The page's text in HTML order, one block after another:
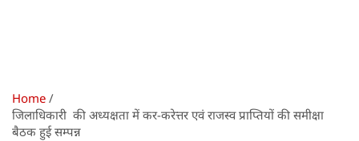
Home
जिलाधिकारी की अध्यक्षता में कर-करेत्तर एवं राजस्व प्राप्तियों की समीक्षा
बैठक हुई सम्पन्न